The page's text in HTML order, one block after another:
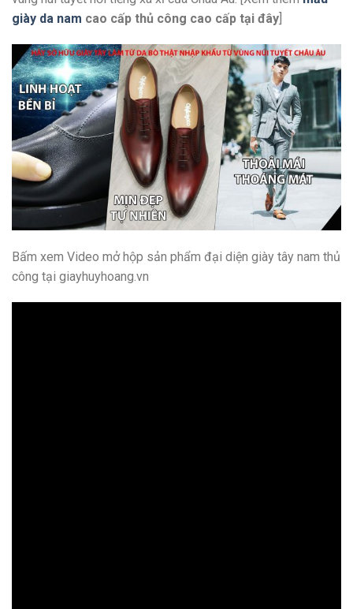
giày da nam cao cấp thủ công cao cấp tại đây
Bấm xem Video mở hộp sản phẩm đại diện giày tây nam thủ
công tại giayhuyhoang.vn